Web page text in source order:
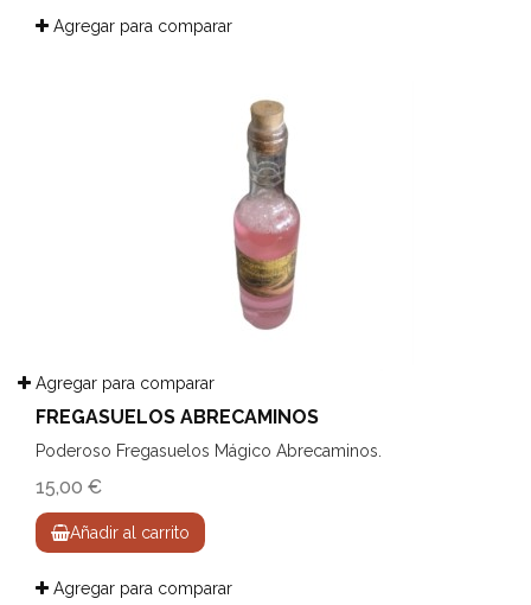
Agregar para comparar
Agregar para comparar
FREGASUELOS ABRECAMINOS
Poderoso Fregasuelos Mágico Abrecaminos.
15,00 €
Añadir al carrito
Agregar para comparar